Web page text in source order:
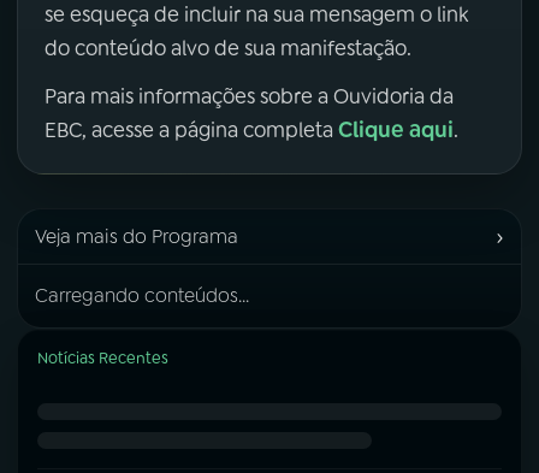
se esqueça de incluir na sua mensagem o link
do conteúdo alvo de sua manifestação.
Para mais informações sobre a Ouvidoria da
EBC, acesse a página completa Clique aqui.
Veja mais do Programa ›
Carregando conteúdos...
Notícias Recentes